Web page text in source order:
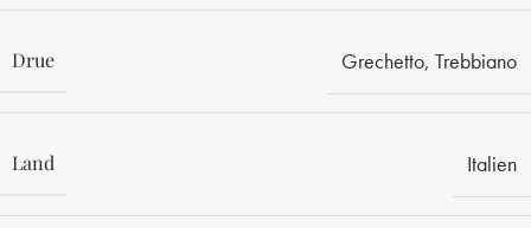
Drue Grechetto, Trebbiano
Land Italien